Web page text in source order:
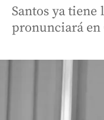
Santos ya
pronunciará en